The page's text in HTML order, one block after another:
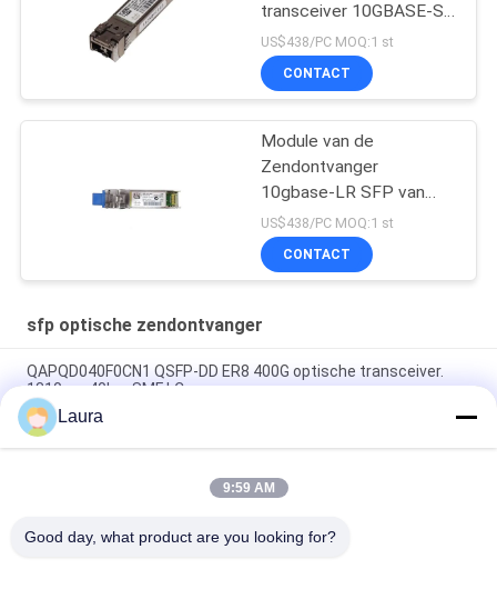
transceiver 10GBASE-SR
SFP-module
US$438/PC MOQ:1 st
CONTACT
Module van de
Zendontvanger
10gbase-LR SFP van
SFP 10G LR SFP de
Optische
US$438/PC MOQ:1 st
CONTACT
sfp optische zendontvanger
QAPQD040F0CN1 QSFP-DD ER8 400G optische transceiver.
1310nm 40km SMF LC.
GLC-LH-SMD 1000BASELXLH SFP Transceiver Module MMF
SMF Compatibel met de IEEE 802.3z 1000BASE LX-standaard
GLC-ZX-SM, Cisco GLC-ZX-SM SFP-module, 1550 nm/70
Laura
9:59 AM
Good day, what product are you looking for?